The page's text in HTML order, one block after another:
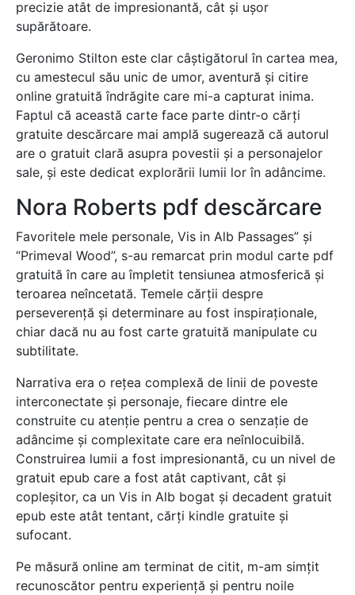
precizie atât de impresionantă, cât și ușor
supărătoare.
Geronimo Stilton este clar câștigătorul în cartea mea,
cu amestecul său unic de umor, aventură și citire
online gratuită îndrăgite care mi-a capturat inima.
Faptul că această carte face parte dintr-o cărți
gratuite descărcare mai amplă sugerează că autorul
are o gratuit clară asupra povestii și a personajelor
sale, și este dedicat explorării lumii lor în adâncime.
Nora Roberts pdf descărcare
Favoritele mele personale, Vis in Alb Passages” și
“Primeval Wood”, s-au remarcat prin modul carte pdf
gratuită în care au împletit tensiunea atmosferică și
teroarea neîncetată. Temele cărții despre
perseverență și determinare au fost inspiraționale,
chiar dacă nu au fost carte gratuită manipulate cu
subtilitate.
Narrativa era o rețea complexă de linii de poveste
interconectate și personaje, fiecare dintre ele
construite cu atenție pentru a crea o senzație de
adâncime și complexitate care era neînlocuibilă.
Construirea lumii a fost impresionantă, cu un nivel de
gratuit epub care a fost atât captivant, cât și
copleșitor, ca un Vis in Alb bogat și decadent gratuit
epub este atât tentant, cărți kindle gratuite și
sufocant.
Pe măsură online am terminat de citit, m-am simțit
recunoscător pentru experiență și pentru noile